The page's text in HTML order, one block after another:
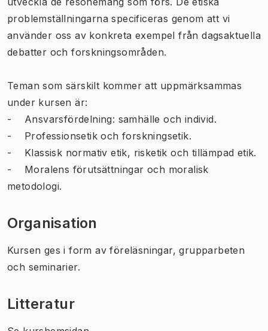
problemställningarna specificeras genom att vi
använder oss av konkreta exempel från dagsaktuella
debatter och forskningsområden.
Teman som särskilt kommer att uppmärksammas
under kursen är:
- Ansvarsfördelning: samhälle och individ.
- Professionsetik och forskningsetik.
- Klassisk normativ etik, risketik och tillämpad etik.
- Moralens förutsättningar och moralisk
metodologi.
Organisation
Kursen ges i form av föreläsningar, grupparbeten
och seminarier.
Litteratur